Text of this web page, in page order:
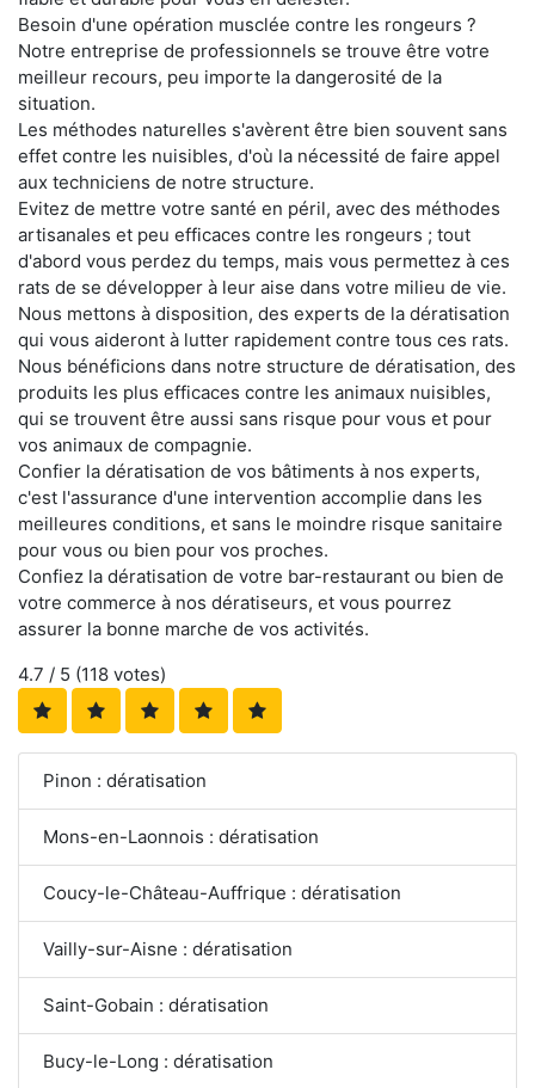
Besoin d'une opération musclée contre les rongeurs ?
Notre entreprise de professionnels se trouve être votre
meilleur recours, peu importe la dangerosité de la
situation.
Les méthodes naturelles s'avèrent être bien souvent sans
effet contre les nuisibles, d'où la nécessité de faire appel
aux techniciens de notre structure.
Evitez de mettre votre santé en péril, avec des méthodes
artisanales et peu efficaces contre les rongeurs ; tout
d'abord vous perdez du temps, mais vous permettez à ces
rats de se développer à leur aise dans votre milieu de vie.
Nous mettons à disposition, des experts de la dératisation
qui vous aideront à lutter rapidement contre tous ces rats.
Nous bénéficions dans notre structure de dératisation, des
produits les plus efficaces contre les animaux nuisibles,
qui se trouvent être aussi sans risque pour vous et pour
vos animaux de compagnie.
Confier la dératisation de vos bâtiments à nos experts,
c'est l'assurance d'une intervention accomplie dans les
meilleures conditions, et sans le moindre risque sanitaire
pour vous ou bien pour vos proches.
Confiez la dératisation de votre bar-restaurant ou bien de
votre commerce à nos dératiseurs, et vous pourrez
assurer la bonne marche de vos activités.
4.7 / 5 (118 votes)
Pinon : dératisation
Mons-en-Laonnois : dératisation
Coucy-le-Château-Auffrique : dératisation
Vailly-sur-Aisne : dératisation
Saint-Gobain : dératisation
Bucy-le-Long : dératisation